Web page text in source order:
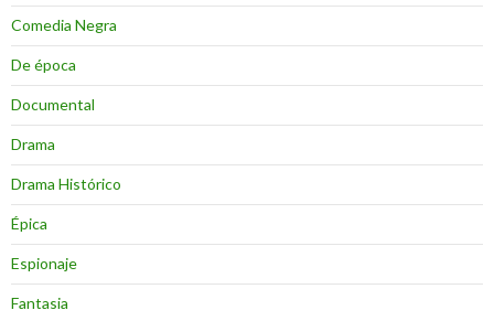
Comedia Negra
De época
Documental
Drama
Drama Histórico
Épica
Espionaje
Fantasia